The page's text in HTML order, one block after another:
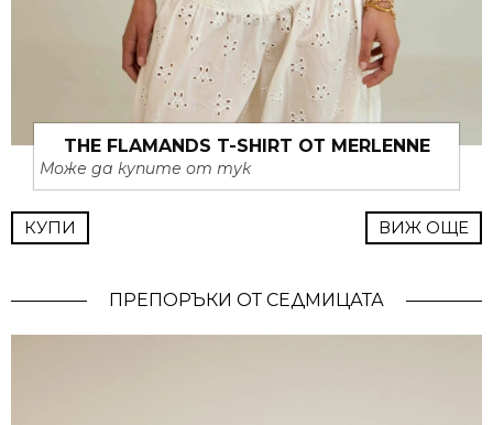
THE FLAMANDS T-SHIRT ОТ MERLENNE
Може да купите от тук
КУПИ ВИЖ ОЩЕ
ПРЕПОРЪКИ ОТ СЕДМИЦАТА